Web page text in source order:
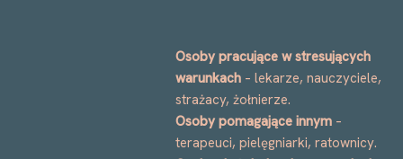
Osoby pracujące w stresujących
warunkach – lekarze, nauczyciele,
strażacy, żołnierze.
Osoby pomagające innym –
terapeuci, pielęgniarki, ratownicy.